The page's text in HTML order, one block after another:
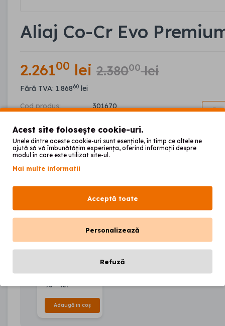
Aliaj Co-Cr Evo
2.26100 lei 2.38000lei
Fără TVA: 1.86860 lei
Cod produs:
301670
CANTITATE Adaugă în coș
98 lei
Adaugă în coș
Acest site folosește cookie-uri.
Unele dintre aceste cookie-uri sunt esențiale, în timp ce altele ne
ajută să vă îmbunătățim experiența, oferind informații despre
modul în care este utilizat site-ul.
Mai multe informatii
Acceptă toate
Personalizează
Refuză